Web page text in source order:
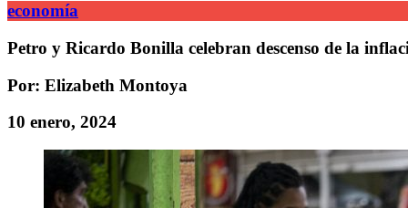
economía
Petro y Ricardo Bonilla celebran descenso de la
Por: Elizabeth Montoya
10 enero, 2024